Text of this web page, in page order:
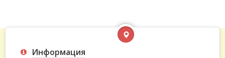
Информация